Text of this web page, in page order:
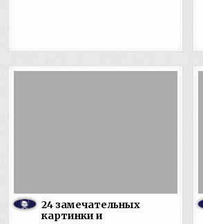
24 замечательных
картинки и